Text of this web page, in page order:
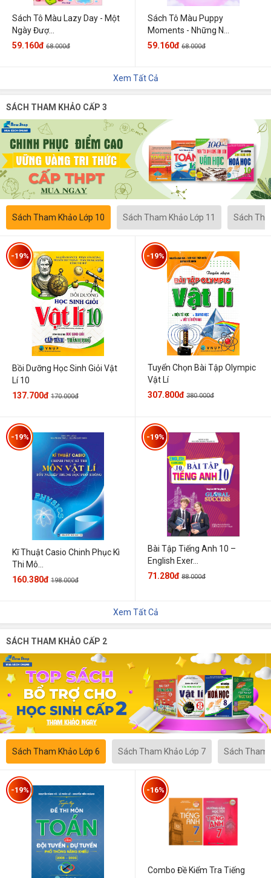
Sách Tô Màu Lazy Day - Một
Ngày Đượ...
59.160đ 68.000đ
Sách Tô Màu Puppy
Moments - Những N...
59.160đ 68.000đ
Xem Tất Cả
SÁCH THAM KHẢO CẤP 3
Sách Tham Khảo Lớp 10 Sách Tham Khảo Lớp 11 Sách
Bồi Dưỡng Học Sinh Giỏi Vật
Lí 10
-19%
137.700đ 170.000đ
Tuyển Chọn Bài Tập Olympic
Vật Lí
-19%
307.800đ 380.000đ
Kĩ Thuật Casio Chinh Phục Kì
Thi Mô...
-19%
160.380đ 198.000đ
Bài Tập Tiếng Anh 10 –
English Exer...
-19%
71.280đ 88.000đ
Xem Tất Cả
SÁCH THAM KHẢO CẤP 2
Sách Tham Khảo Lớp 6 Sách Tham Khảo Lớp 7 Sách Tham
-19%
Combo Đề Kiểm Tra Tiếng
-16%